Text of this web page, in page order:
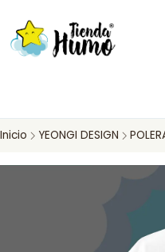
Inicio YEONGI DESIGN